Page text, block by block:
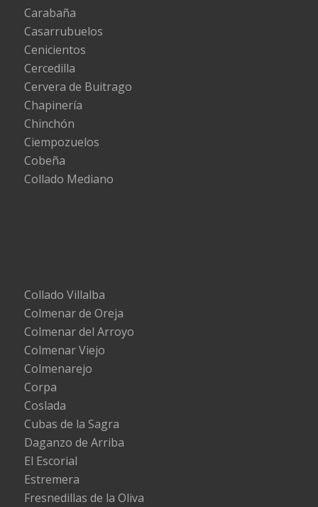
Carabaña
Casarrubuelos
Cenicientos
Cercedilla
Cervera de Buitrago
Chapinería
Chinchón
Ciempozuelos
Cobeña
Collado Mediano
Collado Villalba
Colmenar de Oreja
Colmenar del Arroyo
Colmenar Viejo
Colmenarejo
Corpa
Coslada
Cubas de la Sagra
Daganzo de Arriba
El Escorial
Estremera
Fresnedillas de la Oliva